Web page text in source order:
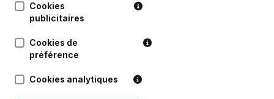
Succursale, etc...)
Cookies
publicitaires
Cookies de
préférence
Cookies analytiques